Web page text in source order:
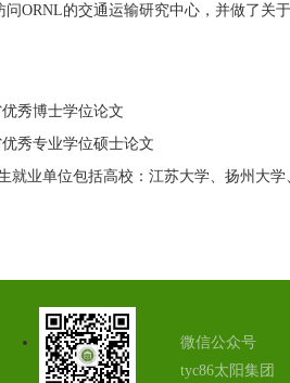
问ORNL的交通运输研究中心，并做了关
秀博士学位论文
秀专业学位硕士论文
就业单位包括高校：江苏大学、扬州大
微信公众号
tyc86太阳集团